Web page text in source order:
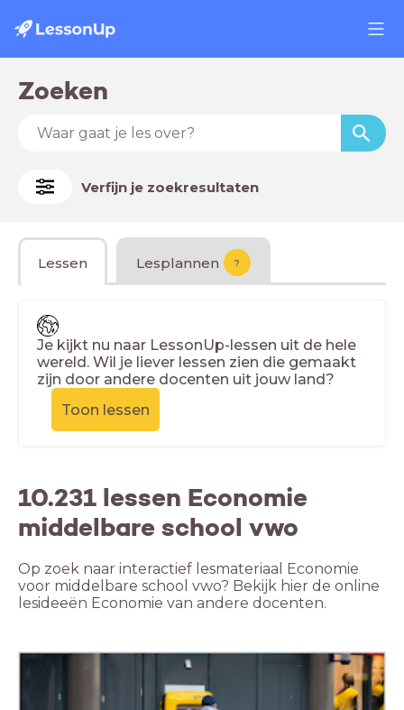
Zoeken
Verfijn je zoekresultaten
Lessen Lesplannen ?
Je kijkt nu naar LessonUp-lessen uit de hele
wereld. Wil je liever lessen zien die gemaakt
zijn door andere docenten uit jouw land?
Toon lessen
10.231 lessen Economie
middelbare school vwo
Op zoek naar interactief lesmateriaal Economie
voor middelbare school vwo? Bekijk hier de online
lesideeën Economie van andere docenten.